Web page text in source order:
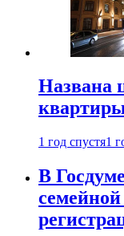
Названа
1 год спустя1
В